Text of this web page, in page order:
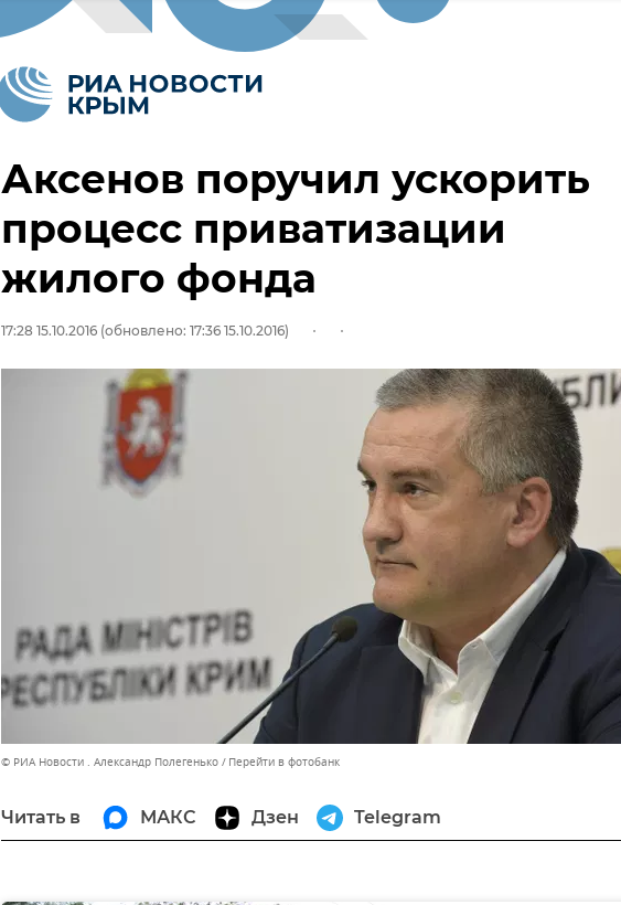
Аксенов поручил ускорить
процесс приватизации
жилого фонда
17:28 15.10.2016 (обновлено: 17:36 15.10.2016)
© РИА Новости . Александр Полегенько Перейти в фотобанк
Читать в МАКС Дзен Telegram